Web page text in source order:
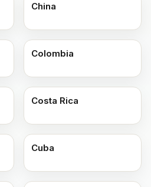
China
Colombia
Costa Rica
Cuba